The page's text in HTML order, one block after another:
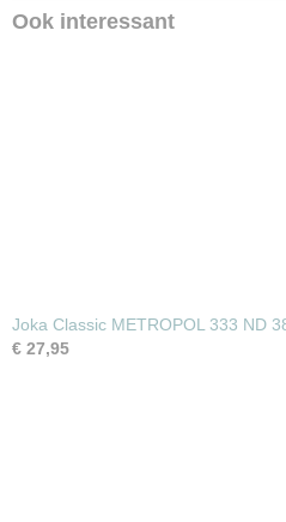
Ook interessant
Joka Classic METROPOL 333 ND
€ 27,95